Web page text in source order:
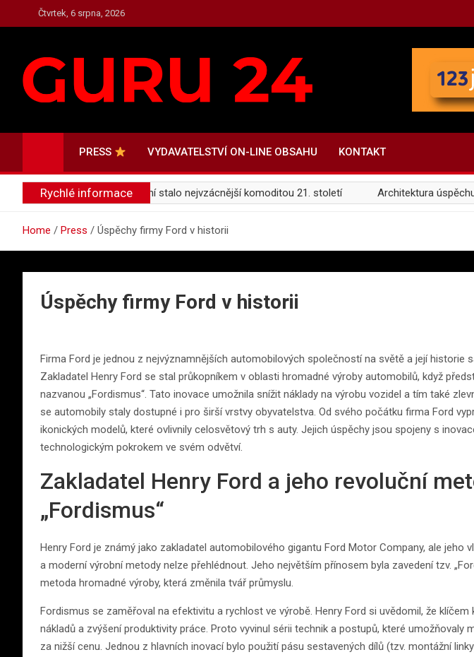
to
Čtvrtek, 6 srpna, 2026
PRESS VYDAVATELSTVÍ ON-LINE OBSAHU KONTAKT
Rychlé informace
Proč se soustředění stalo nejvzácnější komoditou 21. století Architektura úspěchu:
Home Press Úspěchy firmy Ford v historii
Úspěchy firmy Ford v historii
Firma Ford je jednou z nejvýznamnějších automobilových společností na světě a její historie
Zakladatel Henry Ford se stal průkopníkem v oblasti hromadné výroby automobilů, když
nazvanou „Fordismus“. Tato inovace umožnila snížit náklady na výrobu vozidel a tím také
se automobily staly dostupné i pro širší vrstvy obyvatelstva. Od svého počátku firma Ford
ikonických modelů, které ovlivnily celosvětový trh s auty. Jejich úspěchy jsou spojeny s
technologickým pokrokem ve svém odvětví.
Zakladatel Henry Ford a jeho revoluční
„Fordismus“
Henry Ford je známý jako zakladatel automobilového gigantu Ford Motor Company, ale jeho
a moderní výrobní metody nelze přehlédnout. Jeho největším přínosem byla zavedení tzv.
metoda hromadné výroby, která změnila tvář průmyslu.
Fordismus se zaměřoval na efektivitu a rychlost ve výrobě. Henry Ford si uvědomil, že klíčem
nákladů a zvýšení produktivity práce. Proto vyvinul sérii technik a postupů, které umožňovaly
za nižší cenu. Jednou z hlavních inovací bylo použití pásu sestavených dílů (tzv. montážní